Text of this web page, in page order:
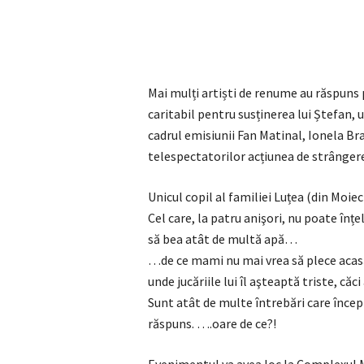
Mai mulți artiști de renume au
caritabil pentru susținerea lui Ștefan,
cadrul emisiunii Fan Matinal, Ionela
telespectatorilor acțiunea de
Unicul copil al familiei Luțea (din
Cel care, la patru anişori, nu poate
să bea atât de multă apă…
…de ce mami nu mai vrea să plece
unde jucăriile lui îl aşteaptă triste,
Sunt atât de multe întrebări care
răspuns. ….oare de ce?!